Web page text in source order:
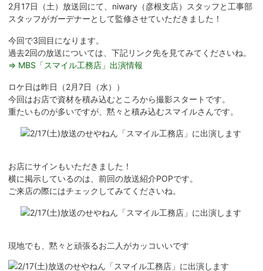
2月17日（土）放送回にて、niwary（彦根支店）スタッフと工事部
スタッフがガーデナーとして監修させていただきました！
今回で3回目になります。
過去2回の放送については、下記リンク先を見てみてくださいね。
⇒ MBS「スマイル工務店」出演情報
ロケ日は昨日（2月7日（水））
今回はお店で資材を積み込むところから撮影スタートです。
重たいものが多いですが、黙々と積み込むスマイルさんです。
お店にサインもいただきました！
横に掲示しているのは、前回の放送紹介POPです。
ご来店の際にはチェックしてみてくださいね。
現地でも、黙々と頑張るお二人がカッコいいです